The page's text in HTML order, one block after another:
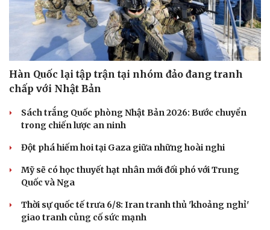
Hàn Quốc lại tập trận tại nhóm đảo đang tranh
chấp với Nhật Bản
Sách trắng Quốc phòng Nhật Bản 2026: Bước chuyển
trong chiến lược an ninh
Đột phá hiếm hoi tại Gaza giữa những hoài nghi
Mỹ sẽ có học thuyết hạt nhân mới đối phó với Trung
Quốc và Nga
Thời sự quốc tế trưa 6/8: Iran tranh thủ 'khoảng nghỉ'
giao tranh củng cố sức mạnh